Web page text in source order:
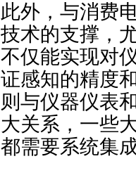
此外，与消费
技术的支撑，
不仅能实现对
证感知的精度
则与仪器仪表
大关系，一些
都需要系统集